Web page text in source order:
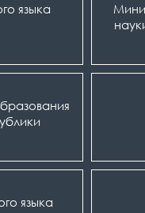
языка
языка